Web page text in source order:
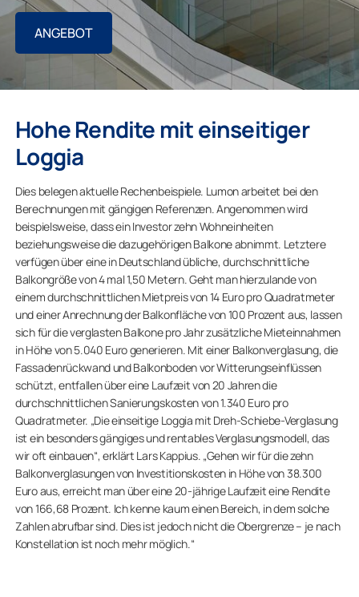
ANGEBOT
Hohe Rendite mit einseitiger
Loggia
Dies belegen aktuelle Rechenbeispiele. Lumon arbeitet bei den
Berechnungen mit gängigen Referenzen. Angenommen wird
beispielsweise, dass ein Investor zehn Wohneinheiten
beziehungsweise die dazugehörigen Balkone abnimmt. Letztere
verfügen über eine in Deutschland übliche, durchschnittliche
Balkongröße von 4 mal 1,50 Metern. Geht man hierzulande von
einem durchschnittlichen Mietpreis von 14 Euro pro Quadratmeter
und einer Anrechnung der Balkonfläche von 100 Prozent aus, lassen
sich für die verglasten Balkone pro Jahr zusätzliche Mieteinnahmen
in Höhe von 5.040 Euro generieren. Mit einer Balkonverglasung, die
Fassadenrückwand und Balkonboden vor Witterungseinflüssen
schützt, entfallen über eine Laufzeit von 20 Jahren die
durchschnittlichen Sanierungskosten von 1.340 Euro pro
Quadratmeter. „Die einseitige Loggia mit Dreh-Schiebe-Verglasung
ist ein besonders gängiges und rentables Verglasungsmodell, das
wir oft einbauen“, erklärt Lars Kappius. „Gehen wir für die zehn
Balkonverglasungen von Investitionskosten in Höhe von 38.300
Euro aus, erreicht man über eine 20-jährige Laufzeit eine Rendite
von 166,68 Prozent. Ich kenne kaum einen Bereich, in dem solche
Zahlen abrufbar sind. Dies ist jedoch nicht die Obergrenze – je nach
Konstellation ist noch mehr möglich.“